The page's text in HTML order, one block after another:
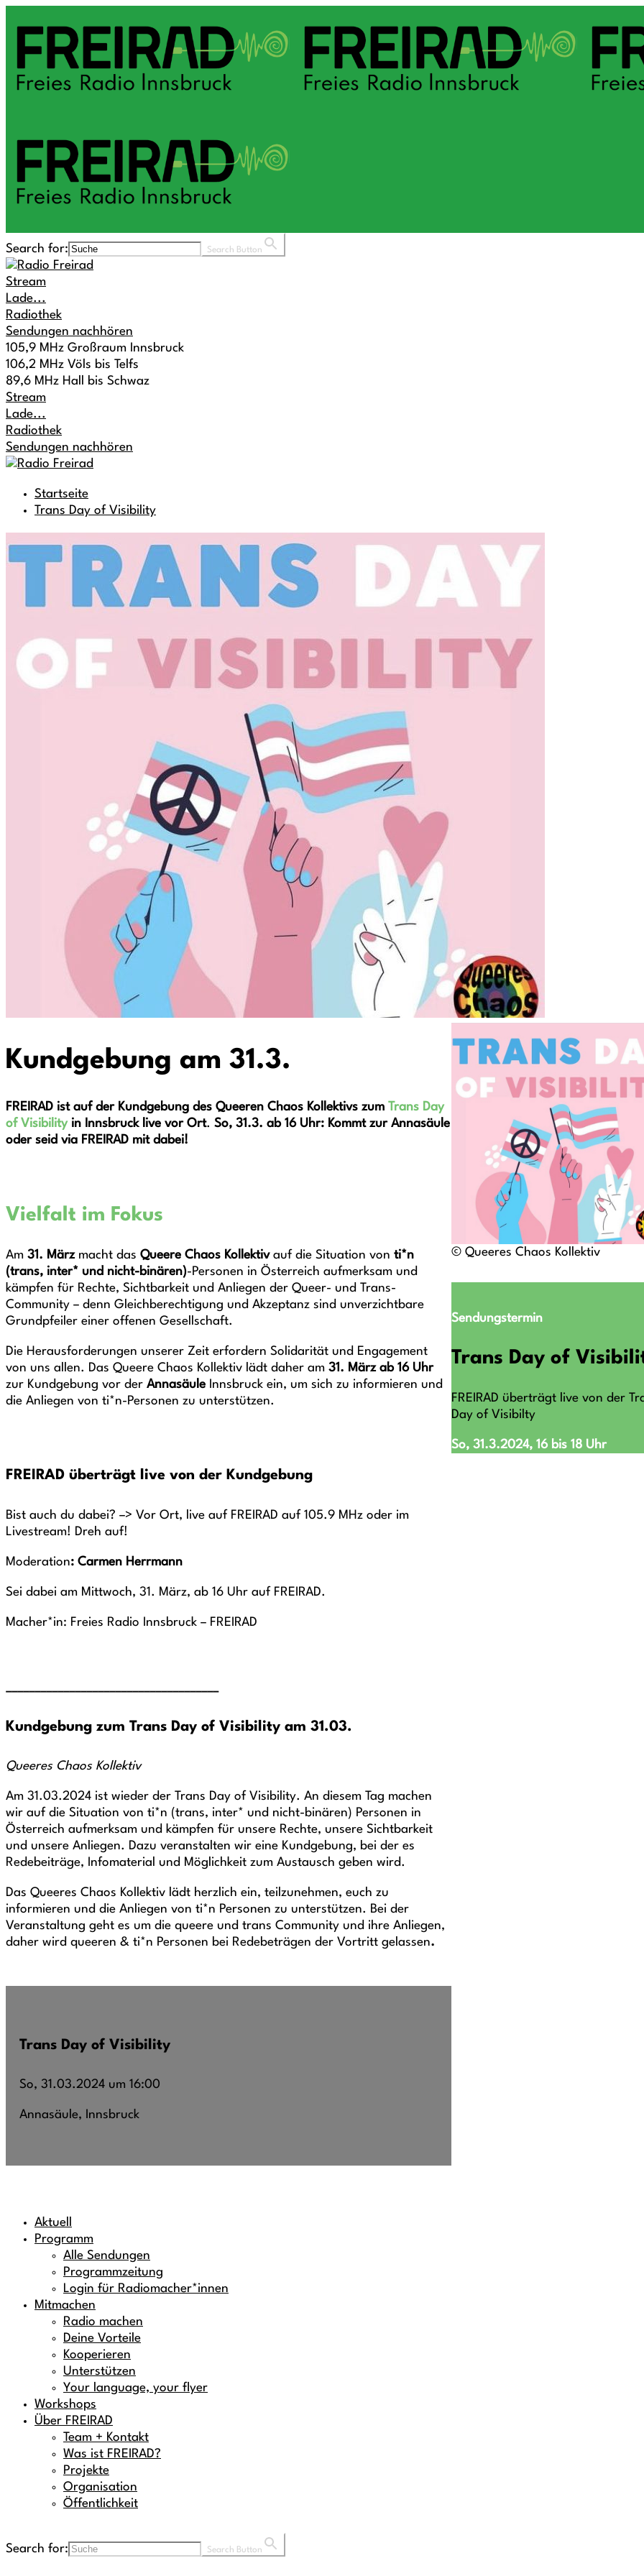
Search for: Search Button
Stream
Lade...
Radiothek
Sendungen nachhören
105,9 MHz Großraum Innsbruck
106,2 MHz Völs bis Telfs
89,6 MHz Hall bis Schwaz
Stream
Lade...
Radiothek
Sendungen nachhören
Startseite
Trans Day of Visibility
Kundgebung am 31.3.
FREIRAD ist auf der Kundgebung des Queeren Chaos Kollektivs zum Trans Day
of Visibilityin Innsbruck live vor Ort. So, 31.3. ab 16 Uhr: Kommt zur Annasäule
oder seid via FREIRAD mit dabei!
Vielfalt im Fokus
Am 31. März macht das Queere Chaos Kollektivauf die Situation von ti*n
(trans, inter* und nicht-binären)-Personen in Österreich aufmerksam und
kämpfen für Rechte, Sichtbarkeit und Anliegen der Queer- und Trans-
Community – denn Gleichberechtigung und Akzeptanz sind unverzichtbare
Grundpfeiler einer offenen Gesellschaft.
Die Herausforderungen unserer Zeit erfordern Solidarität und Engagement
von uns allen. Das Queere Chaos Kollektiv lädt daher am 31. März ab 16 Uhr
zur Kundgebung vor der Annasäule Innsbruck ein, um sich zu informieren und
die Anliegen von ti*n-Personen zu unterstützen.
FREIRAD überträgt live von der Kundgebung
Bist auch du dabei? –> Vor Ort, live auf FREIRAD auf 105.9 MHz oder im
Livestream! Dreh auf!
Moderation: Carmen Herrmann
Sei dabei am Mittwoch, 31. März, ab 16 Uhr auf FREIRAD.
Macher*in: Freies Radio Innsbruck – FREIRAD
_____________________________________
Kundgebung zum Trans Day of Visibility am 31.03.
Queeres Chaos Kollektiv
Am 31.03.2024 ist wieder der Trans Day of Visibility. An diesem Tag machen
wir auf die Situation von ti*n (trans, inter* und nicht-binären) Personen in
Österreich aufmerksam und kämpfen für unsere Rechte, unsere Sichtbarkeit
und unsere Anliegen. Dazu veranstalten wir eine Kundgebung, bei der es
Redebeiträge, Infomaterial und Möglichkeit zum Austausch geben wird.
Das Queeres Chaos Kollektiv lädt herzlich ein, teilzunehmen, euch zu
informieren und die Anliegen von ti*n Personen zu unterstützen. Bei der
Veranstaltung geht es um die queere und trans Community und ihre Anliegen,
daher wird queeren & ti*n Personen bei Redebeträgen der Vortritt gelassen.
Trans Day of Visibility
So, 31.03.2024 um 16:00
Annasäule, Innsbruck
© Queeres Chaos Kollektiv
Sendungstermin
Trans Day of
FREIRAD überträgt live von der
Day of Visibilty
So, 31.3.2024, 16 bis 18 Uhr
Aktuell
Programm
Alle Sendungen
Programmzeitung
Login für Radiomacher*innen
Mitmachen
Radio machen
Deine Vorteile
Kooperieren
Unterstützen
Your language, your flyer
Workshops
Über FREIRAD
Team + Kontakt
Was ist FREIRAD?
Projekte
Organisation
Öffentlichkeit
Search for: Search Button